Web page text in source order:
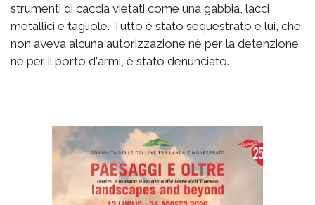
strumenti di caccia vietati come una gabbia, lacci
metallici e tagliole. Tutto è stato sequestrato e lui, che
non aveva alcuna autorizzazione nè per la detenzione
nè per il porto d'armi, è stato denunciato.